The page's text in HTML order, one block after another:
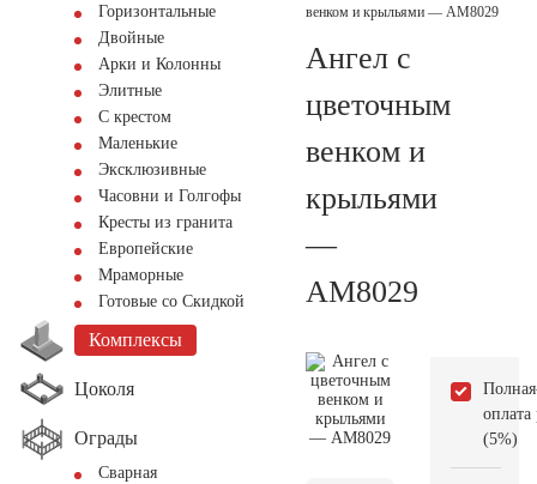
Горизонтальные
Двойные
Арки и Колонны
Элитные
С крестом
Маленькие
Эксклюзивные
Часовни и Голгофы
Кресты из гранита
Европейские
Мраморные
Готовые со Скидкой
Комплексы
Цоколя
Ограды
Сварная
венком и крыльями — AM8029
Ангел с
цветочным
венком и
крыльями
—
AM8029
Полная
оплата
(5%)